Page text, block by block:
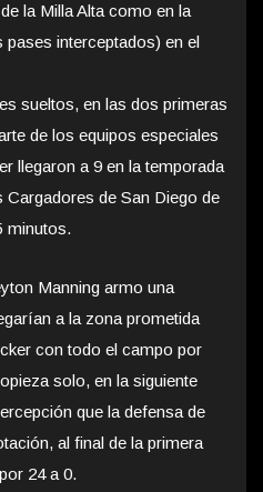
la Milla Alta como en la
pases interceptados) en el
sueltos, en las dos primeras
de los equipos especiales
llegaron a 9 en la temporada
de San Diego de
minutos.
Manning armo una
a la zona prometida
con todo el campo por
solo, en la siguiente
que la defensa de
al final de la primera
24 a 0.